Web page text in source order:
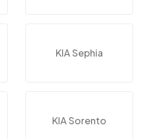
KIA Sephia
KIA Sorento